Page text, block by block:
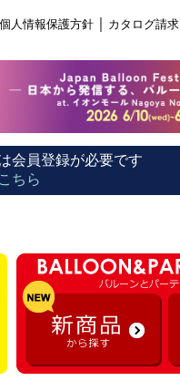
個人情報保護方針 カタログ請求
会員登録が必要です
ちら